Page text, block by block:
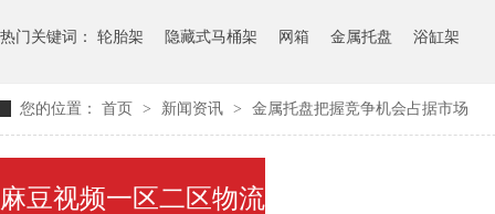
热门关键词： 轮胎架 隐藏式马桶架 网箱 金属托盘 浴缸架
您的位置： 首页 > 新闻资讯 > 金属托盘把握竞争机会占据市场
麻豆视频一区二区物流